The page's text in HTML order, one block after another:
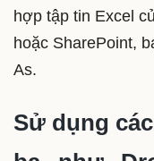
hợp tập tin Excel
hoặc SharePoint,
As.
Sử dụng